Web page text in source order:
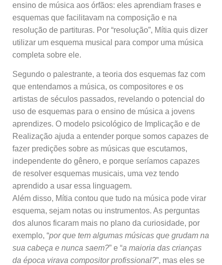
ensino de música aos órfãos: eles aprendiam frases e
esquemas que facilitavam na composição e na
resolução de partituras. Por “resolução”, Mítia quis dizer
utilizar um esquema musical para compor uma música
completa sobre ele.
Segundo o palestrante, a teoria dos esquemas faz com
que entendamos a música, os compositores e os
artistas de séculos passados, revelando o potencial do
uso de esquemas para o ensino de música a jovens
aprendizes. O modelo psicológico de Implicação e de
Realização ajuda a entender porque somos capazes de
fazer predições sobre as músicas que escutamos,
independente do gênero, e porque seríamos capazes
de resolver esquemas musicais, uma vez tendo
aprendido a usar essa linguagem.
Além disso, Mítia contou que tudo na música pode virar
esquema, sejam notas ou instrumentos. As perguntas
dos alunos ficaram mais no plano da curiosidade, por
exemplo, “por que tem algumas músicas que grudam na
sua cabeça e nunca saem?” e “a maioria das crianças
da época virava compositor profissional?”, mas eles se